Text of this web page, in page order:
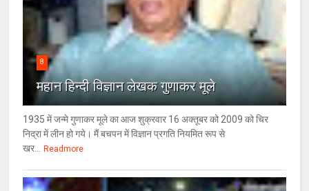
8
महान हिन्दी विज्ञान लेखक गुणाकर मूले
1935 में जन्मे गुणाकर मूले का आज शुक्रवार 16 अक्तूबर को 2009 को चिर
निद्रा में लीन हो गये। मैं बचपन में विज्ञान प्रगति नियमित रूप से
खर...
Readmore